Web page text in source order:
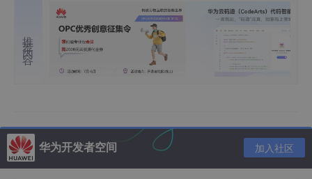
推荐内容
华为开发者空间 加入社区